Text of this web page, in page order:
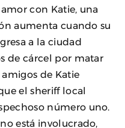
con Katie, una
aumenta cuando su
a la ciudad
de cárcel por matar
amigos de Katie
el sheriff local
número uno.
está involucrado,